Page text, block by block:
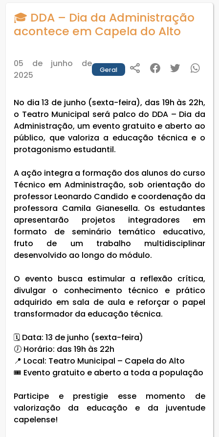
🎓 DDA – Dia da Administração
acontece em Capela do Alto
05 de junho de
2025
Geral
No dia 13 de junho (sexta-feira), das 19h às 22h,
o Teatro Municipal será palco do DDA – Dia da
Administração, um evento gratuito e aberto ao
público, que valoriza a educação técnica e o
protagonismo estudantil.
A ação integra a formação dos alunos do curso
Técnico em Administração, sob orientação do
professor Leonardo Candido e coordenação da
professora Camila Gianesella. Os estudantes
apresentarão projetos integradores em
formato de seminário temático educativo,
fruto de um trabalho multidisciplinar
desenvolvido ao longo do módulo.
O evento busca estimular a reflexão crítica,
divulgar o conhecimento técnico e prático
adquirido em sala de aula e reforçar o papel
transformador da educação técnica.
🗓 Data: 13 de junho (sexta-feira)
🕖 Horário: das 19h às 22h
📍 Local: Teatro Municipal – Capela do Alto
🎟 Evento gratuito e aberto a toda a população
Participe e prestigie esse momento de
valorização da educação e da juventude
capelense!